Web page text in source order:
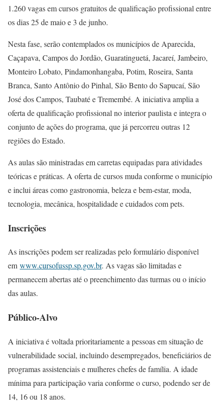
1.260 vagas em cursos gratuitos de qualificação profissional entre
os dias 25 de maio e 3 de junho.
Nesta fase, serão contemplados os municípios de Aparecida,
Caçapava, Campos do Jordão, Guaratinguetá, Jacareí, Jambeiro,
Monteiro Lobato, Pindamonhangaba, Potim, Roseira, Santa
Branca, Santo Antônio do Pinhal, São Bento do Sapucaí, São
José dos Campos, Taubaté e Tremembé. A iniciativa amplia a
oferta de qualificação profissional no interior paulista e integra o
conjunto de ações do programa, que já percorreu outras 12
regiões do Estado.
As aulas são ministradas em carretas equipadas para atividades
teóricas e práticas. A oferta de cursos muda conforme o município
e inclui áreas como gastronomia, beleza e bem-estar, moda,
tecnologia, mecânica, hospitalidade e cuidados com pets.
Inscrições
As inscrições podem ser realizadas pelo formulário disponível
em www.cursofussp.sp.gov.br. As vagas são limitadas e
permanecem abertas até o preenchimento das turmas ou o início
das aulas.
Público-Alvo
A iniciativa é voltada prioritariamente a pessoas em situação de
vulnerabilidade social, incluindo desempregados, beneficiários de
programas assistenciais e mulheres chefes de família. A idade
mínima para participação varia conforme o curso, podendo ser de
14, 16 ou 18 anos.